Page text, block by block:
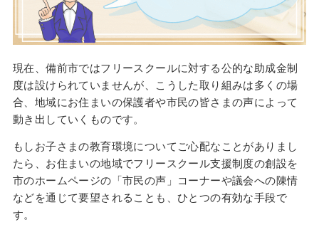
現在、備前市ではフリースクールに対する公的な助成金制
度は設けられていませんが、こうした取り組みは多くの場
合、地域にお住まいの保護者や市民の皆さまの声によって
動き出していくものです。
もしお子さまの教育環境についてご心配なことがありまし
たら、お住まいの地域でフリースクール支援制度の創設を
市のホームページの「市民の声」コーナーや議会への陳情
などを通じて要望されることも、ひとつの有効な手段で
す。